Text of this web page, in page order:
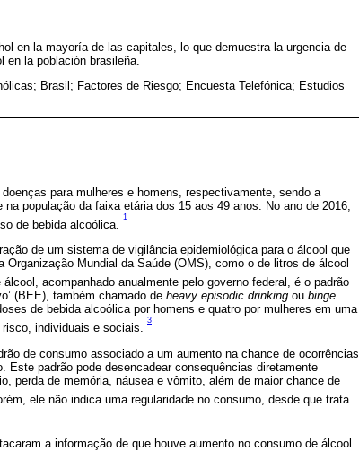
en la mayoría de las capitales, lo que demuestra la urgencia de
en la población brasileña.
Brasil; Factores de Riesgo; Encuesta Telefónica; Estudios
para mulheres e homens, respectivamente, sendo a
população da faixa etária dos 15 aos 49 anos. No ano de 2016,
de bebida alcoólica.
1
de um sistema de vigilância epidemiológica para o álcool que
Mundial da Saúde (OMS), como o de litros de álcool
acompanhado anualmente pelo governo federal, é o padrão
(BEE), também chamado de heavy episodic drinking ou binge
de bebida alcoólica por homens e quatro por mulheres em uma
individuais e sociais.
3
de consumo associado a um aumento na chance de ocorrências
padrão pode desencadear consequências diretamente
perda de memória, náusea e vômito, além de maior chance de
ele não indica uma regularidade no consumo, desde que trata
a informação de que houve aumento no consumo de álcool